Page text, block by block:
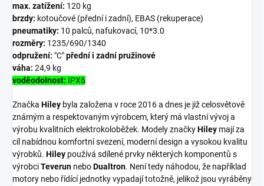
max. zatížení: 120 kg
brzdy: kotoučové (přední i zadní), EBAS (rekuperace)
pneumatiky: 10 palců, nafukovací, 10*3.0
rozměry: 1235/690/1340
odpružení: "C"přední i zadní pružinové
váha: 24,9 kg
voděodolnost: IPX6
Značka Hiley byla založena v roce 2016 a dnes je již celosvětově
známým a respektovaným výrobcem, který má vlastní vývoj a
výrobu kvalitních elektrokoloběžek. Modely značkyHiley mají za
cíl nabídnou komfortní svezení, moderní design a vysokou kvalitu
výrobků. Hiley používá sdílené prvky některých komponentů s
výrobciTeverun neboDualtron. Není tedy náhodou, že například
motory nebo řídící jednotky vypadají totožně, jelikož jsou vyráběny